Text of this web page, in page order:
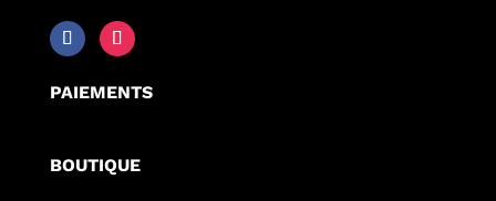
PAIEMENTS
BOUTIQUE